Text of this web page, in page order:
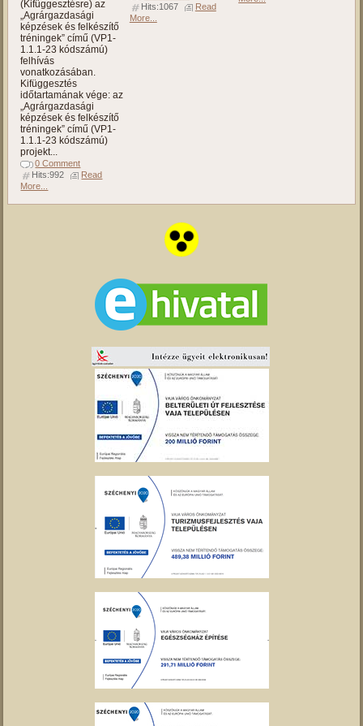
(Kifüggesztésre) az
„Agrárgazdasági
képzések és felkészítő
tréningek” című (VP1-
1.1.1-23 kódszámú)
felhívás
vonatkozásában.
Kifüggesztés
időtartamának vége: az
„Agrárgazdasági
képzések és felkészítő
tréningek” című (VP1-
1.1.1-23 kódszámú)
projekt...
0 Comment
Hits:992
Read
More...
Hits:1067
Read
More...